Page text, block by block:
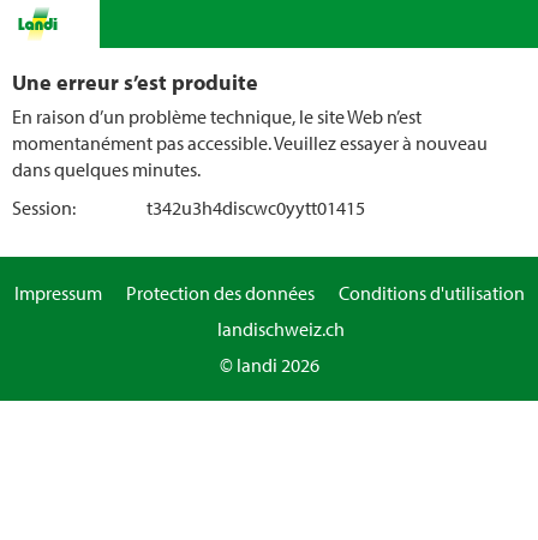
Une erreur s’est produite
En raison d’un problème technique, le site Web n’est
momentanément pas accessible. Veuillez essayer à nouveau
dans quelques minutes.
Session:
t342u3h4discwc0yytt01415
Impressum Protection des données
Conditions d'utilisation
landischweiz.ch
© landi 2026